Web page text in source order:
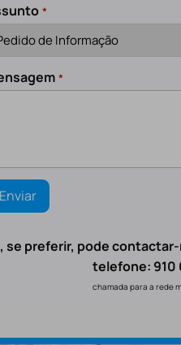
*
*
se preferir, pode
telefone: 910
chamada para a rede